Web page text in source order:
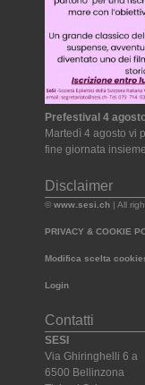
Prefestival 4
Martedì 4 agosto vi
fine giornata
Disclaimer
© www.sesi.ch | All
PRIVACY & COOKIE
Modifica scelta
Login
Contatti
SESI
Via Ghiringhelli 6 a
6500 Bellinzona